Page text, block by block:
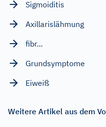
Sigmoiditis
Axillarislähmung
fibr...
Grundsymptome
Eiweiß
Weitere Artikel aus dem